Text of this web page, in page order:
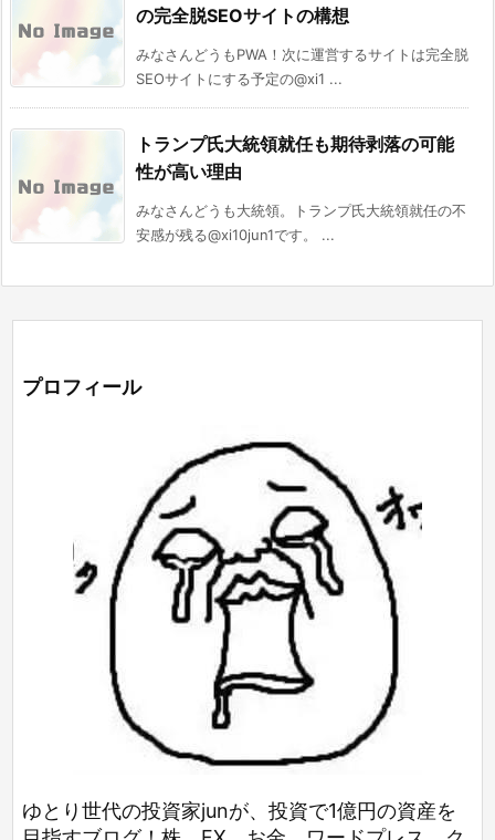
の完全脱SEOサイトの構想
みなさんどうもPWA！次に運営するサイトは完全脱
SEOサイトにする予定の@xi1 ...
トランプ氏大統領就任も期待剥落の可能
性が高い理由
みなさんどうも大統領。トランプ氏大統領就任の不
安感が残る@xi10jun1です。 ...
プロフィール
ゆとり世代の投資家junが、投資で1億円の資産を